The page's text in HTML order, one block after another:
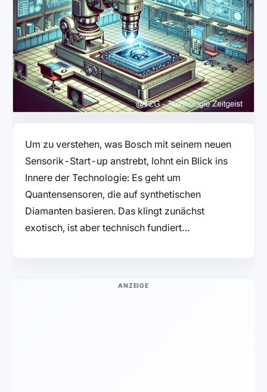
Um zu verstehen, was Bosch mit seinem neuen
Sensorik-Start-up anstrebt, lohnt ein Blick ins
Innere der Technologie: Es geht um
Quantensensoren, die auf synthetischen
Diamanten basieren. Das klingt zunächst
exotisch, ist aber technisch fundiert…
ANZEIGE